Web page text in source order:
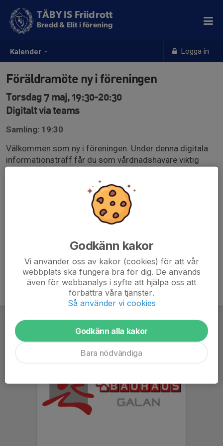
Kalender Logga in
TÄBY IS Friidrott
Bredd & Elit i förening
Föräldramöte ny i föreningen
Torsdag 7 maj, 19:30-20:30
Digitalt via teams
Samling: 19:30
Välkommen som ny i föreningen. Under denna digitala
informationsträff får du som vårdnadshavare viktig
Mötet är digitalt och det går bra att lyssna på under
kvällspromenaden eller framför datorn.
Länk kommer publiceras i denna kallelse vid senare
tillfälle men innan träffen.
p=pDXuaHeCL6yd3coDw6Godkänn kakor
Vi använder oss av kakor (cookies) för att vår
webbplats ska fungera bra för dig. De används
även för webbanalys i syfte att hjälpa oss att
förbättra våra tjänster.
Så använder vi cookies
Godkänn alla kakor
Bara nödvändiga